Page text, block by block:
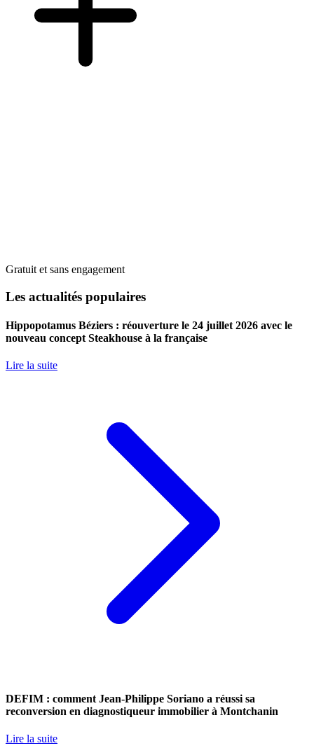
Gratuit et sans engagement
Les actualités populaires
Hippopotamus Béziers : réouverture le 24 juillet 2026 avec le
nouveau concept Steakhouse à la française
Lire la suite
DEFIM : comment Jean-Philippe Soriano a réussi sa
reconversion en diagnostiqueur immobilier à Montchanin
Lire la suite